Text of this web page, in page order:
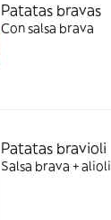
Patatas bravas
Con salsa brava
Patatas bravioli
Salsa brava + alioli